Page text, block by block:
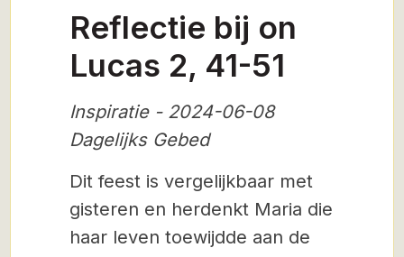
Reflectie bij on
Lucas 2, 41-51
Inspiratie - 2024-06-08
Dagelijks Gebed
Dit feest is vergelijkbaar met
gisteren en herdenkt Maria die
haar leven toewijdde aan de